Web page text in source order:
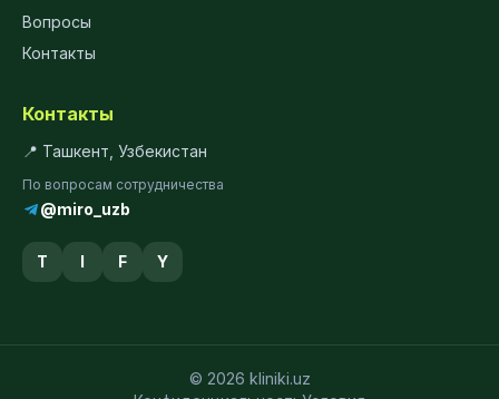
Вопросы
Контакты
Контакты
📍 Ташкент, Узбекистан
По вопросам сотрудничества
@miro_uzb
T I F Y
© 2026 kliniki.uz